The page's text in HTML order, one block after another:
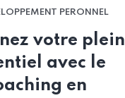
PERONNEL
votre plein
avec le
en